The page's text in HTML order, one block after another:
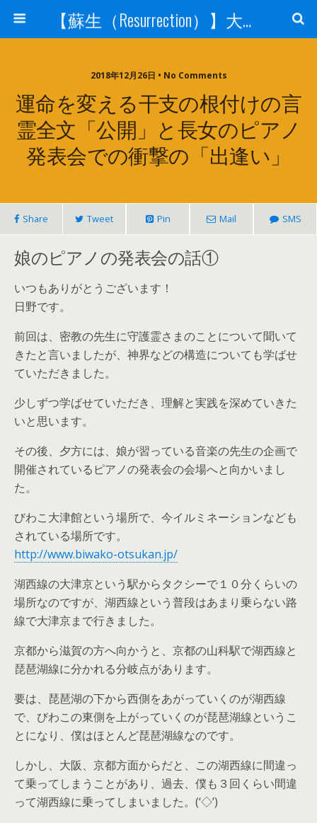
【蘇生（Resurrection）】大宇宙と人体の神秘を紐解く
2018年12月26日 • No Comments
運命を変える干支の根付けの言
霊全文「公開」と長女のピアノ
発表会での衝撃の「出逢い」
Share Tweet Pin Mail SMS
娘のピアノの発表会の話①
いつもありがとうございます！
日野です。
前回は、密教の先生に守護霊さまのことについて聞いて
きたと言いましたが、神界などの構造についても学ばせ
ていただきました。
少しずつ学ばせていただき、理解と実践を深めていきた
いと思います。
その後、夕方には、娘が習っている音楽の先生の企画で
開催されているピアノの発表会の会場へと向かいまし
た。
びわこ大津館という場所で、今イルミネーションなども
されている場所です。
http://www.biwako-otsukan.jp/
湖西線の大津京という駅からタクシーで１０分くらいの
場所なのですが、湖西線という普段はあまり乗らない路
線で大津京まで行きました。
京都から滋賀の方へ向かうと、京都の山科駅で湖西線と
琵琶湖線に分かれる分岐点があります。
要は、琵琶湖の下から西側をあがっていくのが湖西線
で、びわこの東側を上がっていくのが琵琶湖線というこ
とになり、僕はほとんど琵琶湖線なのです。
しかし、大阪、京都方面からだと、この湖西線に間違っ
て乗ってしまうことがあり、過去、僕も３回くらい間違
って湖西線に乗ってしまいました。(‘◇’)ゞ